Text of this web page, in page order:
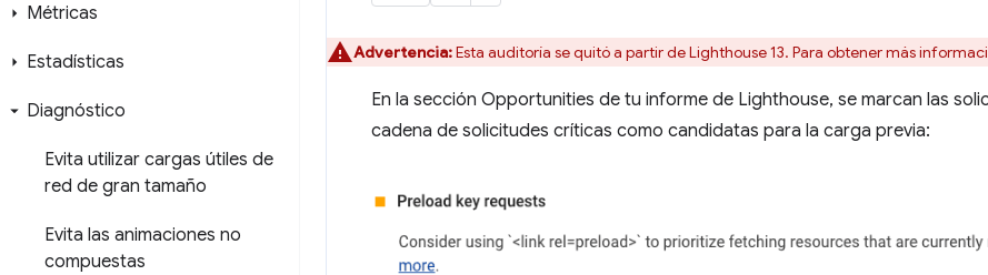
Métricas
Estadísticas
Diagnóstico
Evita utilizar cargas útiles de
red de gran tamaño
Evita las animaciones no
compuestas
Advertencia:Esta auditoría se quitó a partir de Lighthouse 13. Para obtener más
En la sección Opportunities de tu informe de Lighthouse, se marcan las
cadena de solicitudes críticas como candidatas para la carga previa: